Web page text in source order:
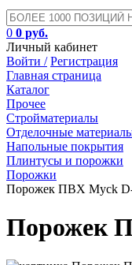
0 0 руб.
Личный кабинет
Войти / Регистрация
Главная страница
Каталог
Прочее
Стройматериалы
Отделочные
Напольные покрытия
Плинтусы и порожки
Порожки
Порожек ПВХ Myck D-
Порожек